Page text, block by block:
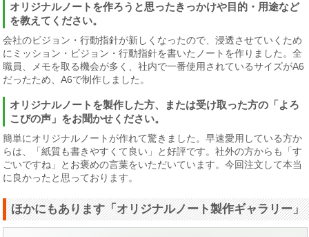
オリジナルノートを作ろうと思ったきっかけや目的・用途など
を教えてください。
会社のビジョン・行動指針が新しくなったので、浸透させていくため
にミッション・ビジョン・行動指針を書いたノートを作りました。全
職員、メモを取る機会が多く、社内で一番使用されているサイズがA6
だったため、A6で制作しました。
オリジナルノートを製作した方、または受け取った方の「よろ
こびの声」をお聞かせください。
簡単にオリジナルノートが作れて驚きました。早速愛用している方か
らは、「紙質も書きやすくて良い」と好評です。社外の方からも「す
ごいですね」とお褒めの言葉をいただいています。今回注文して本当
に良かったと思っております。
ほかにもあります「オリジナルノート製作ギャラリー」